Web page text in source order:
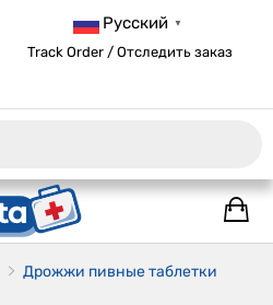
Русский ▼
Track Order / Отследить заказ
Дрожжи пивные таблетки